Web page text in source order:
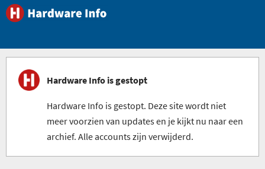
Hardware Info is gestopt
Hardware Info is gestopt. Deze site wordt niet
meer voorzien van updates en je kijkt nu naar een
archief. Alle accounts zijn verwijderd.